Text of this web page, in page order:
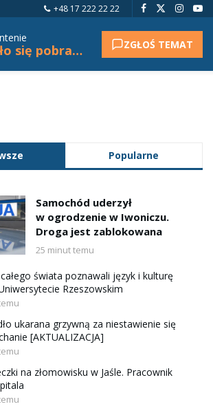
+48 17 222 22 22
Nie udało się pobrać tytułu. ZGŁOŚ TEMAT
Popularne
Samochód uderzył
w ogrodzenie w Iwoniczu.
Droga jest zablokowana
25 minut temu
świata poznawali język i kulturę
Rzeszowskim
ukarana grzywną za niestawienie się
[AKTUALIZACJA]
na złomowisku w Jaśle. Pracownik